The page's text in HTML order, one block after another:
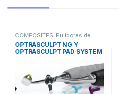
COMPOSITES Pulidores de
OPTRASCULPT NG Y
OPTRASCULPT PAD SYSTEM